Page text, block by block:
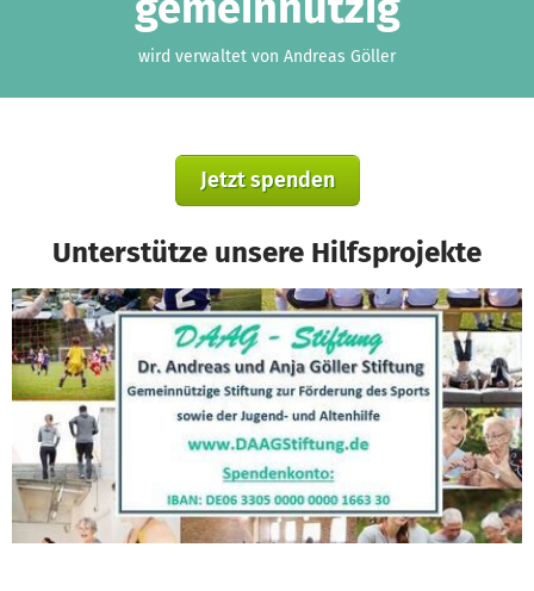
wird verwaltet von Andreas Göller
Jetzt spenden
Unterstütze unsere Hilfsprojekte